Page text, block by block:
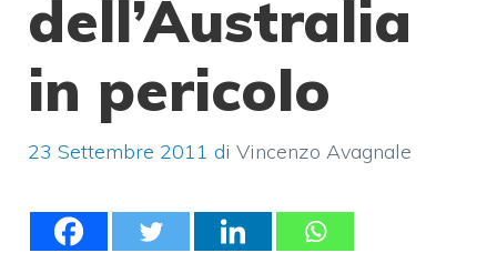
dell’Australia
in pericolo
23 Settembre 2011 di Vincenzo Avagnale